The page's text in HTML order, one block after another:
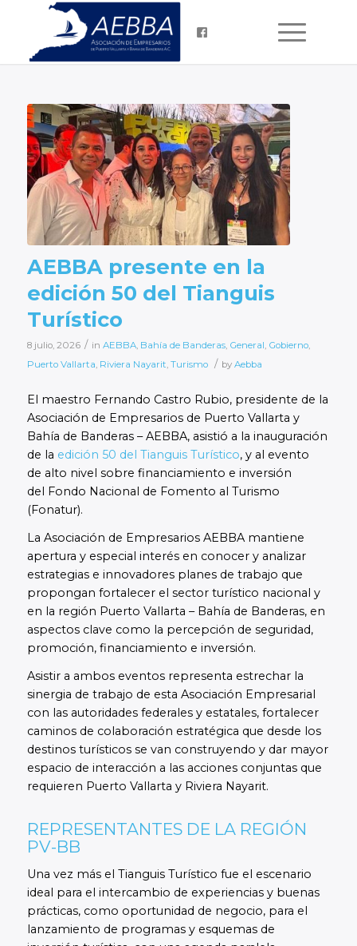
AEBBA presente en la
edición 50 del Tianguis
Turístico
8 julio, 2026 / in AEBBA, Bahía de Banderas, General, Gobierno,
Puerto Vallarta, Riviera Nayarit, Turismo / by Aebba
El maestro Fernando Castro Rubio, presidente de la
Asociación de Empresarios de Puerto Vallarta y
Bahía de Banderas – AEBBA, asistió a la inauguración
de la edición 50 del Tianguis Turístico, y al evento
de alto nivel sobre financiamiento e inversión
del Fondo Nacional de Fomento al Turismo
(Fonatur).
La Asociación de Empresarios AEBBA mantiene
apertura y especial interés en conocer y analizar
estrategias e innovadores planes de trabajo que
propongan fortalecer el sector turístico nacional y
en la región Puerto Vallarta – Bahía de Banderas, en
aspectos clave como la percepción de seguridad,
promoción, financiamiento e inversión.
Asistir a ambos eventos representa estrechar la
sinergia de trabajo de esta Asociación Empresarial
con las autoridades federales y estatales, fortalecer
caminos de colaboración estratégica que desde los
destinos turísticos se van construyendo y dar mayor
espacio de interacción a las acciones conjuntas que
requieren Puerto Vallarta y Riviera Nayarit.
REPRESENTANTES DE LA REGIÓN
PV-BB
Una vez más el Tianguis Turístico fue el escenario
ideal para el intercambio de experiencias y buenas
prácticas, como oportunidad de negocio, para el
lanzamiento de programas y esquemas de